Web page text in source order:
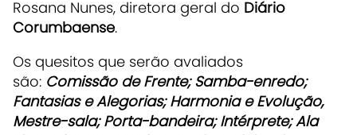
Rosana Nunes, diretora geral do Diário
Corumbaense.
Os quesitos que serão avaliados
são: Comissão de Frente; Samba-enredo;
Fantasias e Alegorias; Harmonia e Evolução,
Mestre-sala; Porta-bandeira; Intérprete; Ala